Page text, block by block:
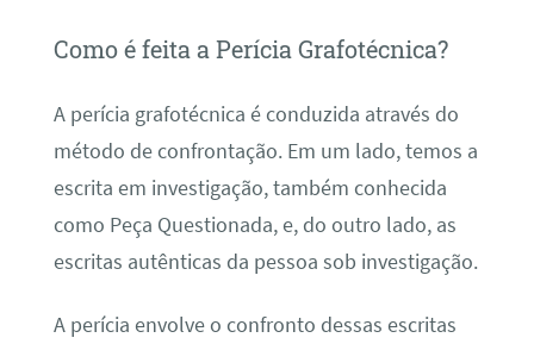
Como é feita a Perícia Grafotécnica?
A perícia grafotécnica é conduzida através do
método de confrontação. Em um lado, temos a
escrita em investigação, também conhecida
como Peça Questionada, e, do outro lado, as
escritas autênticas da pessoa sob investigação.
A perícia envolve o confronto dessas escritas